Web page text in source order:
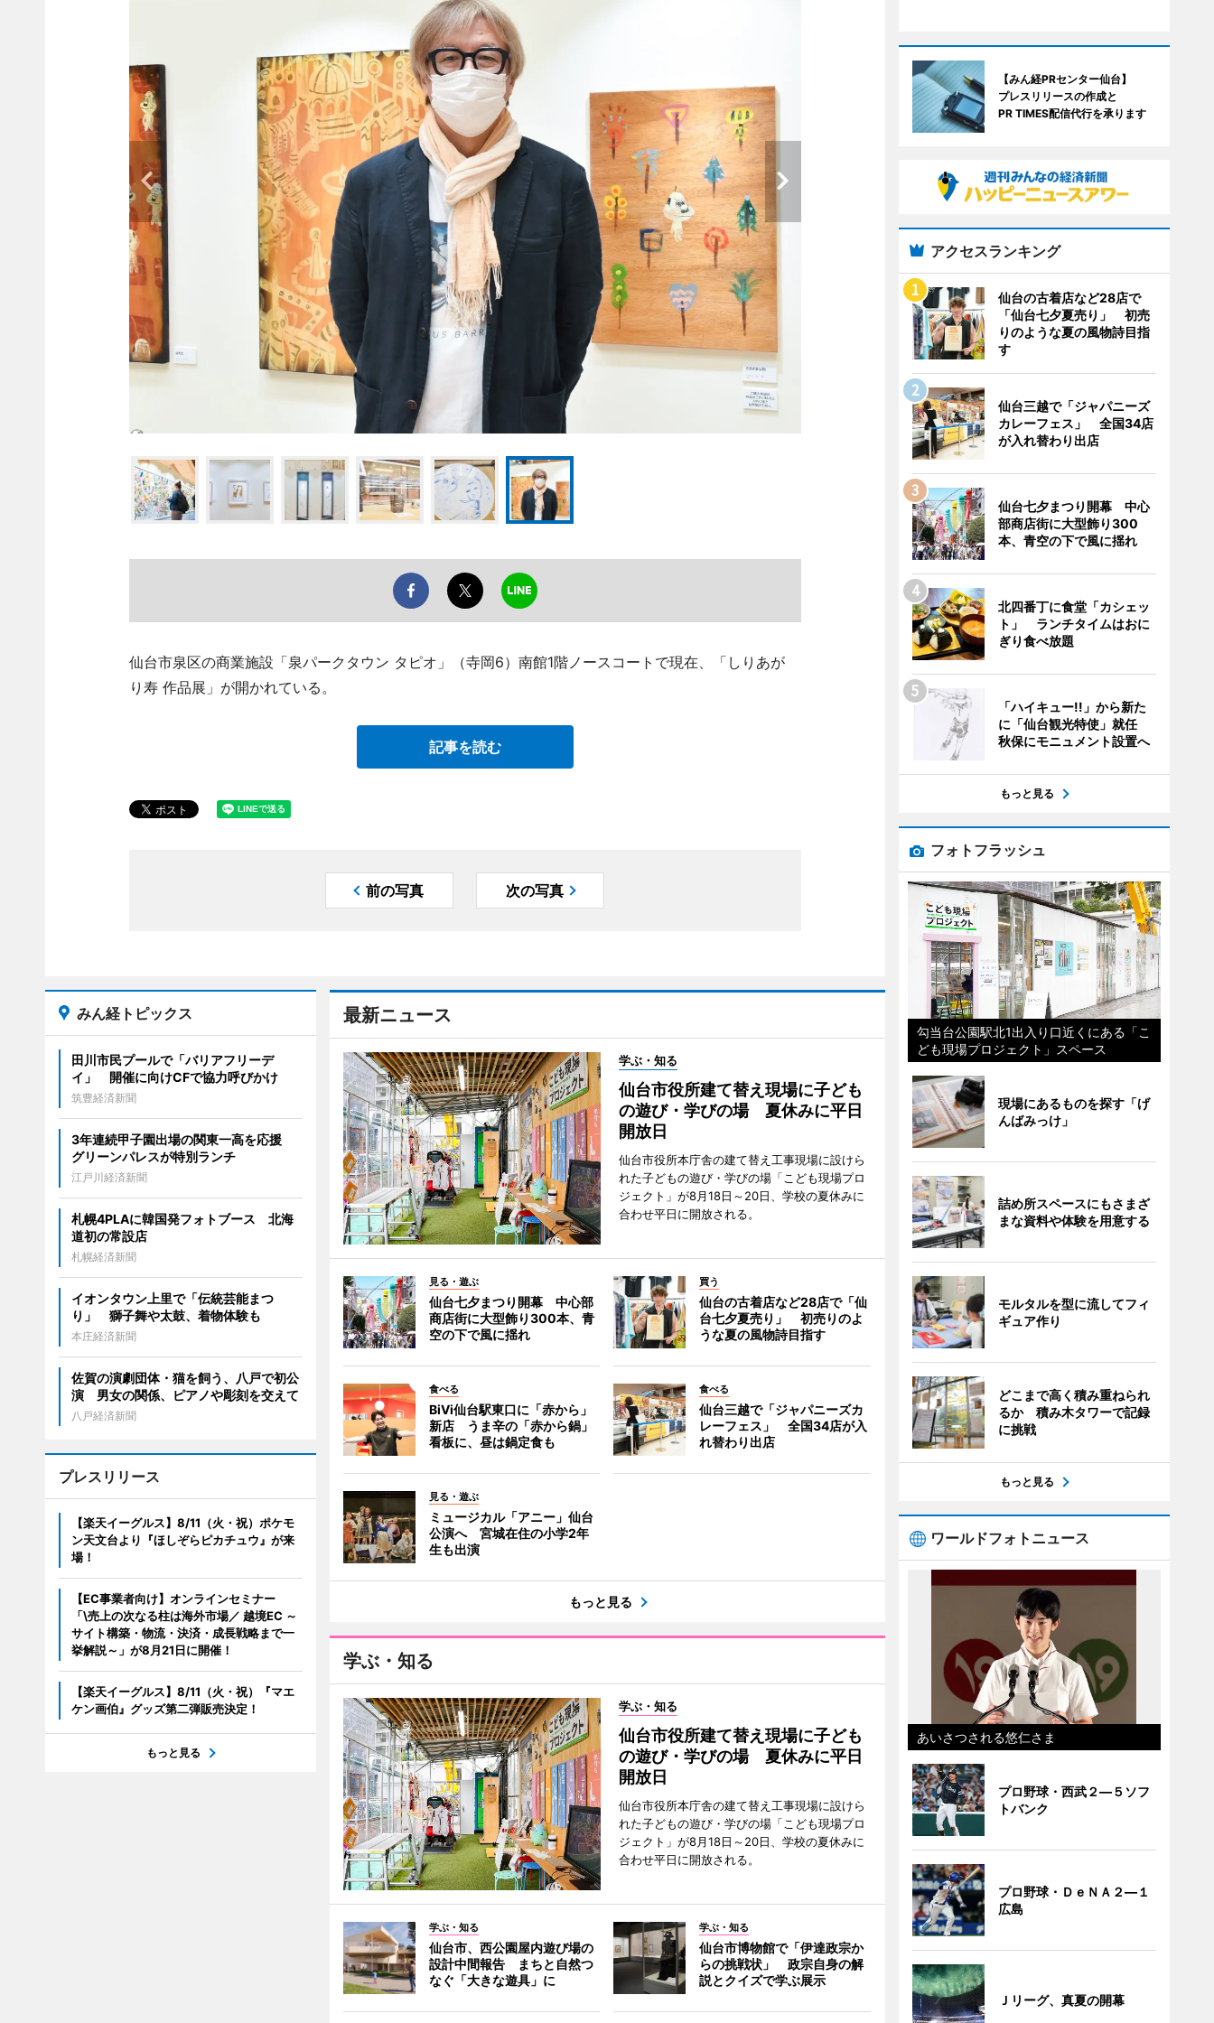
仙台市泉区の商業施設「泉パークタウン タピオ」（寺岡6）南館1階ノースコートで現在、「しりあが
り寿 作品展」が開かれている。
記事を読む
前の写真 次の写真
最新ニュース
学ぶ・知る
仙台市役所建て替え現場に子ども
の遊び・学びの場 夏休みに平日
開放日
仙台市役所本庁舎の建て替え工事現場に設けら
れた子どもの遊び・学びの場「こども現場プロ
ジェクト」が8月18日～20日、学校の夏休みに
合わせ平日に開放される。
見る・遊ぶ
仙台七夕まつり開幕 中心部
商店街に大型飾り300本、青
空の下で風に揺れ
買う
仙台の古着店など28店で「仙
台七夕夏売り」 初売りのよ
うな夏の風物詩目指す
食べる
BiVi仙台駅東口に「赤から」
新店 うま辛の「赤から鍋」
看板に、昼は鍋定食も
食べる
仙台三越で「ジャパニーズカ
レーフェス」 全国34店が入
れ替わり出店
見る・遊ぶ
ミュージカル「アニー」仙台
公演へ 宮城在住の小学2年
生も出演
もっと見る
学ぶ・知る
学ぶ・知る
仙台市役所建て替え現場に子ども
の遊び・学びの場 夏休みに平日
開放日
仙台市役所本庁舎の建て替え工事現場に設けら
れた子どもの遊び・学びの場「こども現場プロ
ジェクト」が8月18日～20日、学校の夏休みに
合わせ平日に開放される。
学ぶ・知る
仙台市、西公園屋内遊び場の
設計中間報告 まちと自然つ
なぐ「大きな遊具」に
学ぶ・知る
仙台市博物館で「伊達政宗か
らの挑戦状」 政宗自身の解
説とクイズで学ぶ展示
みん経トピックス
田川市民プールで「バリアフリーデ
イ」 開催に向けCFで協力呼びかけ
筑豊経済新聞
3年連続甲子園出場の関東一高を応援
グリーンパレスが特別ランチ
江戸川経済新聞
札幌4PLAに韓国発フォトブース 北海
道初の常設店
札幌経済新聞
イオンタウン上里で「伝統芸能まつ
り」 獅子舞や太鼓、着物体験も
本庄経済新聞
佐賀の演劇団体・猫を飼う、八戸で初公
演 男女の関係、ピアノや彫刻を交えて
八戸経済新聞
プレスリリース
【楽天イーグルス】8/11（火・祝）ポケモ
ン天文台より『ほしぞらピカチュウ』が来
場！
【EC事業者向け】オンラインセミナー
「\売上の次なる柱は海外市場／ 越境EC ～
サイト構築・物流・決済・成長戦略まで一
挙解説～」が8月21日に開催！
【楽天イーグルス】8/11（火・祝）『マエ
ケン画伯』グッズ第二弾販売決定！
もっと見る
【みん経PRセンター仙台】
プレスリリースの作成と
PR TIMES配信代行を承ります
アクセスランキング
仙台の古着店など28店で
「仙台七夕夏売り」 初売
りのような夏の風物詩目指
す
仙台三越で「ジャパニーズ
カレーフェス」 全国34店
が入れ替わり出店
仙台七夕まつり開幕 中心
部商店街に大型飾り300
本、青空の下で風に揺れ
北四番丁に食堂「カシェッ
ト」 ランチタイムはおに
ぎり食べ放題
「ハイキュー!!」から新た
に「仙台観光特使」就任
秋保にモニュメント設置へ
もっと見る
フォトフラッシュ
勾当台公園駅北1出入り口近くにある「こ
ども現場プロジェクト」スペース
現場にあるものを探す「げ
んばみっけ」
詰め所スペースにもさまざ
まな資料や体験を用意する
モルタルを型に流してフィ
ギュア作り
どこまで高く積み重ねられ
るか 積み木タワーで記録
に挑戦
もっと見る
ワールドフォトニュース
あいさつされる悠仁さま
プロ野球・西武２―５ソフ
トバンク
プロ野球・ＤｅＮＡ２―１
広島
Ｊリーグ、真夏の開幕